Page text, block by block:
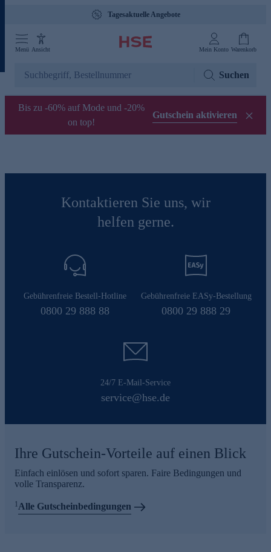
Tagesaktuelle Angebote
Menü Ansicht Mein Konto Warenkorb
Suchen
Bis zu -60% auf Mode und -20%
on top!
Gutschein aktivieren
Kontaktieren Sie uns, wir
helfen gerne.
Gebührenfreie Bestell-Hotline
0800 29 888 88
Gebührenfreie EASy-Bestellung
0800 29 888 29
24/7 E-Mail-Service
service@hse.de
Ihre Gutschein-Vorteile auf einen Blick
Einfach einlösen und sofort sparen. Faire Bedingungen und
volle Transparenz.
1Alle Gutscheinbedingungen